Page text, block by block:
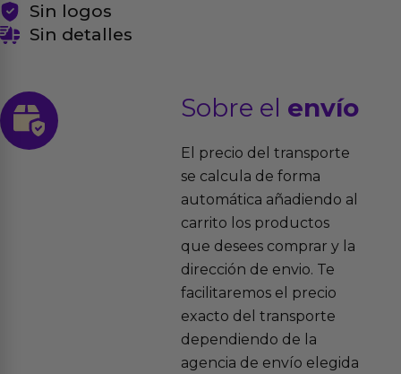
Sin logos
Sin detalles
Sobre el envío
El precio del transporte
se calcula de forma
automática añadiendo al
carrito los productos
que desees comprar y la
dirección de envio. Te
facilitaremos el precio
exacto del transporte
dependiendo de la
agencia de envío elegida